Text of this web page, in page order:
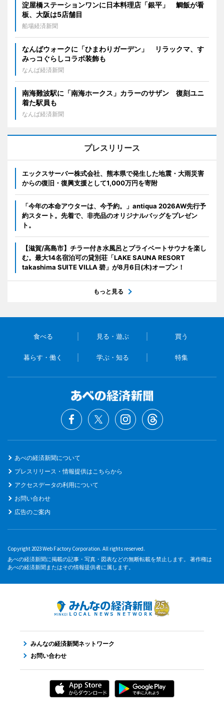
淀屋橋ステーションワンに日本料理店「銀平」 鯛飯が看
板、大阪は5店舗目
船場経済新聞
なんばウォークに「ひまわりガーデン」 リラックマ、す
みっコぐらしコラボ装飾も
なんば経済新聞
南海難波駅に「南海ホークス」カラーのサザン 復刻ユニ
着た駅員も
なんば経済新聞
プレスリリース
エックスサーバー株式会社、熊本県で発生した地震・大雨災害
からの復旧・復興支援として1,000万円を寄附
「今年の本命アウターは、今予約。」antiqua 2026AW先行予
約スタート。先着で、非売品のオリジナルバッグをプレゼン
ト。
【滋賀/高島市】チラー付き水風呂とプライベートサウナを楽し
む。最大14名宿泊可の貸別荘「LAKE SAUNA RESORT
takashima SUITE VILLA 碧」が8月6日(木)オープン！
もっと見る
食べる 見る・遊ぶ 買う
暮らす・働く 学ぶ・知る 特集
あべの経済新聞について
プレスリリース・情報提供はこちらから
アクセスデータの利用について
お問い合わせ
広告のご案内
Copyright 2023 Web Factory Corporation. All rights reserved.
あべの経済新聞に掲載の記事・写真・図表などの無断転載を禁止します。 著作権は
あべの経済新聞またはその情報提供者に属します。
みんなの経済新聞ネットワーク
お問い合わせ